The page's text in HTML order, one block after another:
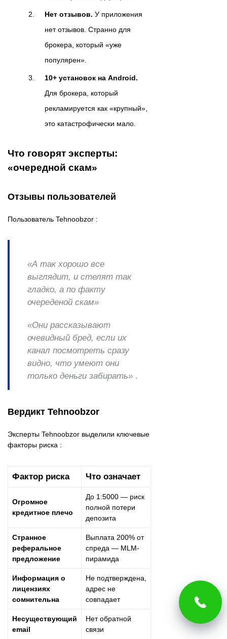
Нет отзывов. У приложения
нет отзывов. Странно для
брокера, который «уже
популярен».
10+ установок на Android.
Для брокера, который
рекламируется как «крупный»,
это катастрофически мало.
Что говорят эксперты:
«очередной скам»
Отзывы пользователей
Пользователь Tehnoobzor :
«А так хорошо все
выглядит, и стелят так
гладко, а по факту
очереденой скам»
«Они рассказывают
очевидный бред, если их
канал посмотреть сразу
видно, что умеют они
только деньги забирать» .
Вердикт Tehnoobzor
Эксперты Tehnoobzor выделили ключевые
факторы риска :
Фактор риска Что означает
Огромное
кредитное плечо
До 1:5000 — риск
полной потери
депозита
Странное
реферальное
предложение
Выплата 200% от
спреда — MLM-
пирамида
Информация о
лицензиях
сомнительна
Не подтверждена,
адрес не
совпадает
Несуществующий
email
Нет обратной
связи